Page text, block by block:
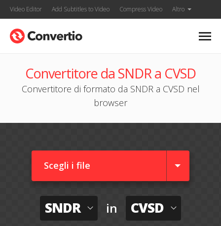
Video Editor Add Subtitles to Video Compress Video Altro
Convertitore da SNDR a CVSD
Convertitore di formato da SNDR a CVSD nel
browser
Scegli i file
SNDR in CVSD